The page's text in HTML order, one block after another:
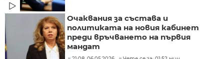
Очаквания за състава и
политиката на новия кабинет
преди връчването на първия
мандат